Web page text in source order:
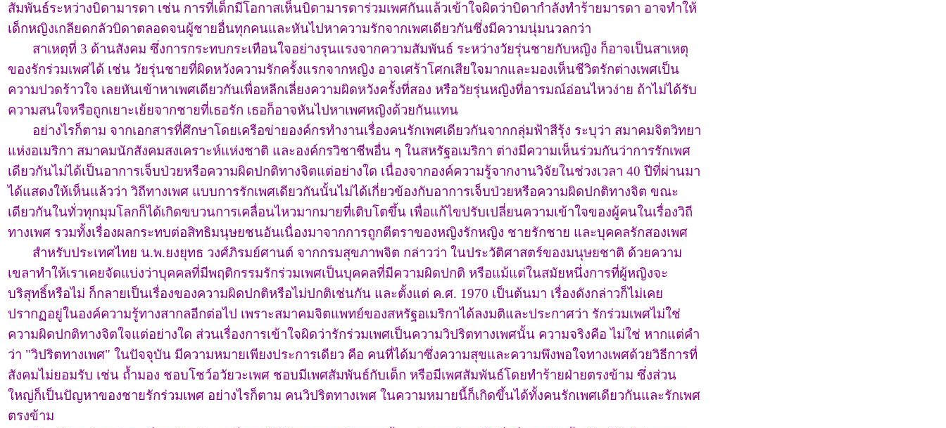
สัมพันธ์ระหว่างบิดามารดา เช่น การที่เด็กมีโอกาสเห็นบิดามารดาร่วมเพศกันแล้วเข้าใจผิดว่าบิดากำลังทำร้ายมารดา อาจทำให้
เด็กหญิงเกลียดกลัวบิดาตลอดจนผู้ชายอื่นทุกคนและหันไปหาความรักจากเพศเดียวกันซึ่งมีความนุ่มนวลกว่า
สาเหตุที่ 3 ด้านสังคม ซึ่งการกระทบกระเทือนใจอย่างรุนแรงจากความสัมพันธ์ ระหว่างวัยรุ่นชายกับหญิง ก็อาจเป็นสาเหตุ
ของรักร่วมเพศได้ เช่น วัยรุ่นชายที่ผิดหวังความรักครั้งแรกจากหญิง อาจเศร้าโศกเสียใจมากและมองเห็นชีวิตรักต่างเพศเป็น
ความปวดร้าวใจ เลยหันเข้าหาเพศเดียวกันเพื่อหลีกเลี่ยงความผิดหวังครั้งที่สอง หรือวัยรุ่นหญิงที่อารมณ์อ่อนไหวง่าย ถ้าไม่ได้รับ
ความสนใจหรือถูกเยาะเย้ยจากชายที่เธอรัก เธอก็อาจหันไปหาเพศหญิงด้วยกันแทน
อย่างไรก็ตาม จากเอกสารที่ศึกษาโดยเครือข่ายองค์กรทำงานเรื่องคนรักเพศเดียวกันจากกลุ่มฟ้าสีรุ้ง ระบุว่า สมาคมจิตวิทยา
แห่งอเมริกา สมาคมนักสังคมสงเคราะห์แห่งชาติ และองค์กรวิชาชีพอื่น ๆ ในสหรัฐอเมริกา ต่างมีความเห็นร่วมกันว่าการรักเพศ
เดียวกันไม่ได้เป็นอาการเจ็บป่วยหรือความผิดปกติทางจิตแต่อย่างใด เนื่องจากองค์ความรู้จากงานวิจัยในช่วงเวลา 40 ปีที่ผ่านมา
ได้แสดงให้เห็นแล้วว่า วิถีทางเพศ แบบการรักเพศเดียวกันนั้นไม่ได้เกี่ยวข้องกับอาการเจ็บป่วยหรือความผิดปกติทางจิต ขณะ
เดียวกันในทั่วทุกมุมโลกก็ได้เกิดขบวนการเคลื่อนไหวมากมายที่เติบโตขึ้น เพื่อแก้ไขปรับเปลี่ยนความเข้าใจของผู้คนในเรื่องวิถี
ทางเพศ รวมทั้งเรื่องผลกระทบต่อสิทธิมนุษยชนอันเนื่องมาจากการถูกตีตราของหญิงรักหญิง ชายรักชาย และบุคคลรักสองเพศ
สำหรับประเทศไทย น.พ.ยงยุทธ วงศ์ภิรมย์ศานต์ จากกรมสุขภาพจิต กล่าวว่า ในประวัติศาสตร์ของมนุษยชาติ ด้วยความ
เขลาทำให้เราเคยจัดแบ่งว่าบุคคลที่มีพฤติกรรมรักร่วมเพศเป็นบุคคลที่มีความผิดปกติ หรือแม้แต่ในสมัยหนึ่งการที่ผู้หญิงจะ
บริสุทธิ์หรือไม่ ก็กลายเป็นเรื่องของความผิดปกติหรือไม่ปกติเช่นกัน และตั้งแต่ ค.ศ. 1970 เป็นต้นมา เรื่องดังกล่าวก็ไม่เคย
ปรากฏอยู่ในองค์ความรู้ทางสากลอีกต่อไป เพราะสมาคมจิตแพทย์ของสหรัฐอเมริกาได้ลงมติและประกาศว่า รักร่วมเพศไม่ใช่
ความผิดปกติทางจิตใจแต่อย่างใด ส่วนเรื่องการเข้าใจผิดว่ารักร่วมเพศเป็นความวิปริตทางเพศนั้น ความจริงคือ ไม่ใช่ หากแต่คำ
ว่า "วิปริตทางเพศ" ในปัจจุบัน มีความหมายเพียงประการเดียว คือ คนที่ได้มาซึ่งความสุขและความพึงพอใจทางเพศด้วยวิธีการที่
สังคมไม่ยอมรับ เช่น ถ้ำมอง ชอบโชว์อวัยวะเพศ ชอบมีเพศสัมพันธ์กับเด็ก หรือมีเพศสัมพันธ์โดยทำร้ายฝ่ายตรงข้าม ซึ่งส่วน
ใหญ่ก็เป็นปัญหาของชายรักร่วมเพศ อย่างไรก็ตาม คนวิปริตทางเพศ ในความหมายนี้ก็เกิดขึ้นได้ทั้งคนรักเพศเดียวกันและรักเพศ
ตรงข้าม